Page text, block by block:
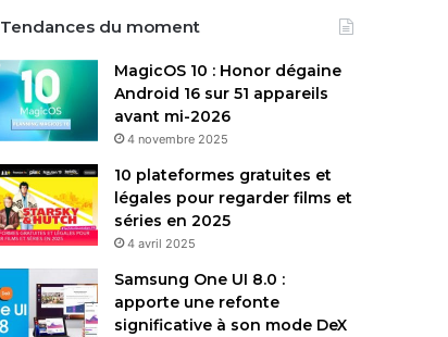
Tendances du moment
MagicOS 10 : Honor dégaine
Android 16 sur 51 appareils
avant mi-2026
4 novembre 2025
10 plateformes gratuites et
légales pour regarder films et
séries en 2025
4 avril 2025
Samsung One UI 8.0 :
apporte une refonte
significative à son mode DeX